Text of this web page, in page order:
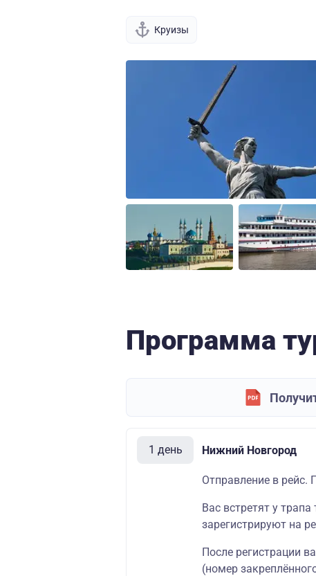
Круизы
Программа
1 день Нижний Новгород
Отправление в рейс.
Вас встретят у
зарегистрируют на
После регистрации
(номер